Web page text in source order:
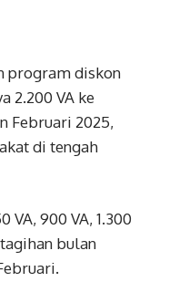
program diskon
2.200 VA ke
Februari 2025,
di tengah
900 VA, 1.300
bulan